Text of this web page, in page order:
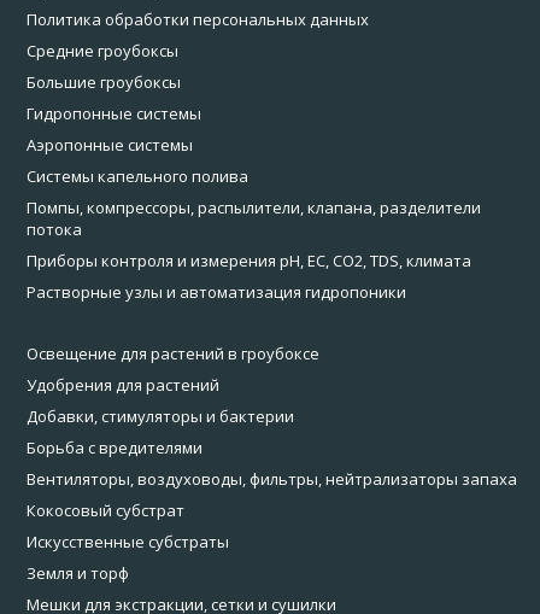
Политика обработки персональных данных
Средние гроубоксы
Большие гроубоксы
Гидропонные системы
Аэропонные системы
Системы капельного полива
Помпы, компрессоры, распылители, клапана, разделители
потока
Приборы контроля и измерения pH, EC, CO2, TDS, климата
Растворные узлы и автоматизация гидропоники
Освещение для растений в гроубоксе
Удобрения для растений
Добавки, стимуляторы и бактерии
Борьба с вредителями
Вентиляторы, воздуховоды, фильтры, нейтрализаторы запаха
Кокосовый субстрат
Искусственные субстраты
Земля и торф
Мешки для экстракции, сетки и сушилки